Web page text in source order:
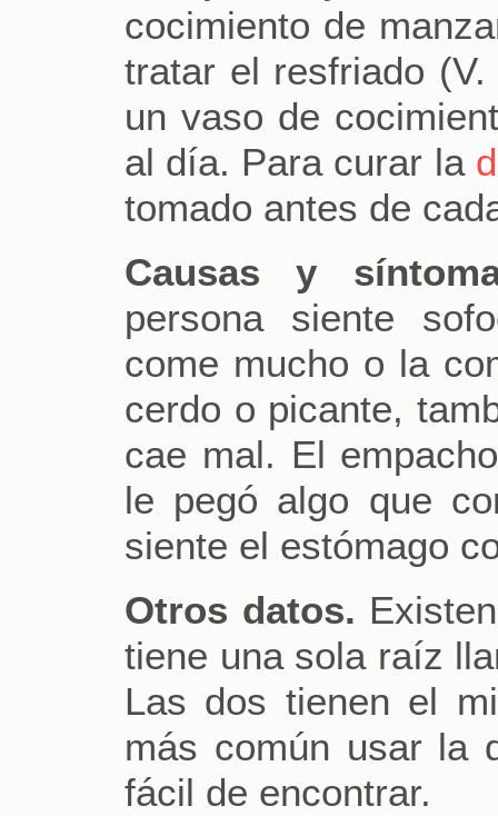
cocimiento de
tratar el resfriado
un vaso de
al día. Para curar la
tomado antes de
Causas y
persona siente
come mucho o la
cerdo o picante,
cae mal. El
le pegó algo que
siente el estómago
Otros datos.
tiene una sola raíz
Las dos tienen el
más común usar la
fácil de encontrar.